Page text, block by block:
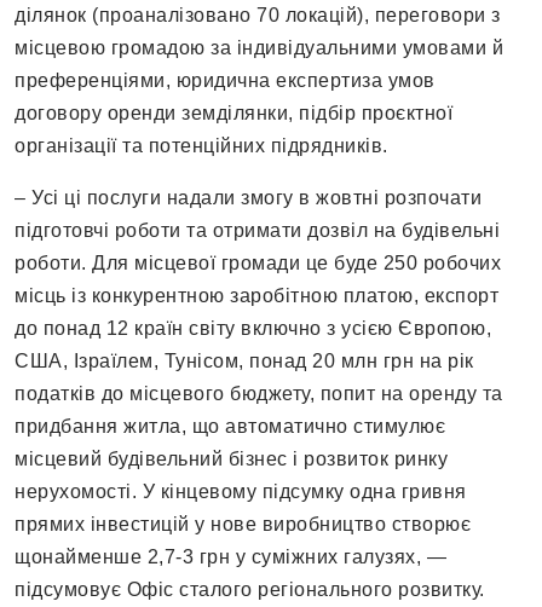
ділянок (проаналізовано 70 локацій), переговори з
місцевою громадою за індивідуальними умовами й
преференціями, юридична експертиза умов
договору оренди земділянки, підбір проєктної
організації та потенційних підрядників.
– Усі ці послуги надали змогу в жовтні розпочати
підготовчі роботи та отримати дозвіл на будівельні
роботи. Для місцевої громади це буде 250 робочих
місць із конкурентною заробітною платою, експорт
до понад 12 країн світу включно з усією Європою,
США, Ізраїлем, Тунісом, понад 20 млн грн на рік
податків до місцевого бюджету, попит на оренду та
придбання житла, що автоматично стимулює
місцевий будівельний бізнес і розвиток ринку
нерухомості. У кінцевому підсумку одна гривня
прямих інвестицій у нове виробництво створює
щонайменше 2,7-3 грн у суміжних галузях, —
підсумовує Офіс сталого регіонального розвитку.